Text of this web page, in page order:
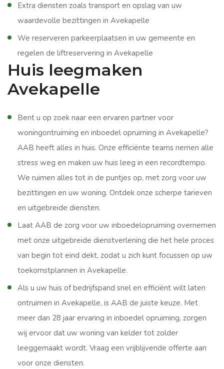
Extra diensten zoals transport en opslag van uw
waardevolle bezittingen in Avekapelle
We reserveren parkeerplaatsen in uw gemeente en
regelen de liftreservering in Avekapelle
Huis leegmaken
Avekapelle
Bent u op zoek naar een ervaren partner voor
woningontruiming en inboedel opruiming in Avekapelle?
AAB heeft alles in huis. Onze efficiënte teams nemen alle
stress weg en maken uw huis leeg in een recordtempo.
We ruimen alles tot in de puntjes op, met zorg voor uw
bezittingen en uw woning. Ontdek onze scherpe tarieven
en uitgebreide diensten.
Laat AAB de zorg voor uw inboedelopruiming overnemen
met onze uitgebreide dienstverlening die het hele proces
van begin tot eind dekt, zodat u zich kunt focussen op uw
toekomstplannen in Avekapelle.
Als u uw huis of bedrijfspand snel en efficiënt wilt laten
ontruimen in Avekapelle, is AAB de juiste keuze. Met
meer dan 28 jaar ervaring in inboedel opruiming, zorgen
wij ervoor dat uw woning van kelder tot zolder
leeggemaakt wordt. Vraag een vrijblijvende offerte aan
voor onze diensten.